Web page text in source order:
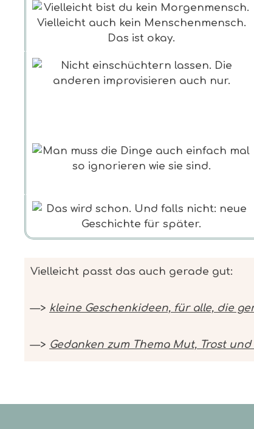
Vielleicht passt das auch gerade gut:
—> kleine Geschenkideen, für alle, die
—> Gedanken zum Thema Mut, Trost